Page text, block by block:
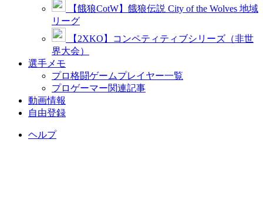
【餓狼CotW】餓狼伝説 City of the Wolves 地域
リーグ
【2XKO】コンペティティブシリーズ（非世
界大会）
選手メモ
プロ格闘ゲームプレイヤー一覧
プロゲーマー関連記事
動画情報
自由登録
ヘルプ